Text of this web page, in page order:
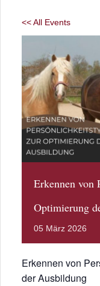
<< All Events
Erkennen von
Optimierung
05 März 2026
Erkennen von
der Ausbildung